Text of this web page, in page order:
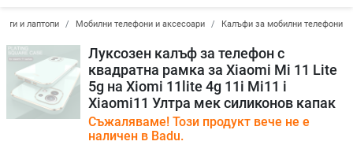
и лаптопи Мобилни телефони и аксесоари Калъфи за мобилни телефони
Луксозен калъф за телефон с
квадратна рамка за Xiaomi Mi 11 Lite
5g на Xiomi 11lite 4g 11i Mi11 i
Xiaomi11 Ултра мек силиконов капак
Съжаляваме! Този продукт вече не е
наличен в Badu.